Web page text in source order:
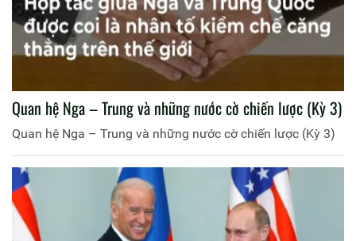
Quan hệ Nga – Trung và những nước cờ chiến lược (Kỳ 3)
Quan hệ Nga – Trung và những nước cờ chiến lược (Kỳ 3)